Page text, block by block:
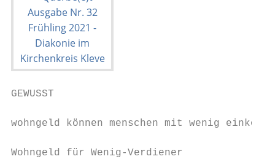
GEWUSST
wohngeld können menschen mit wenig
Wohngeld für Wenig-Verdiener